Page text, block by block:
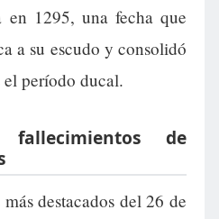
1295, una fecha que
a su escudo y consolidó
el período ducal.
de
destacados del 26 de